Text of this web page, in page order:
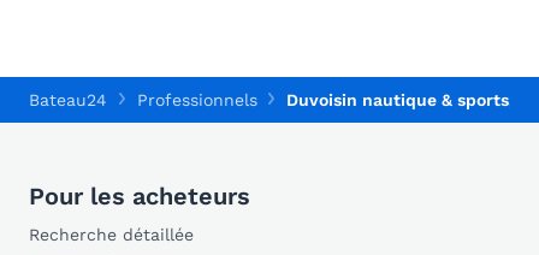
Bateau24 Professionnels Duvoisin nautique & sports,
Pour les acheteurs
Recherche détaillée